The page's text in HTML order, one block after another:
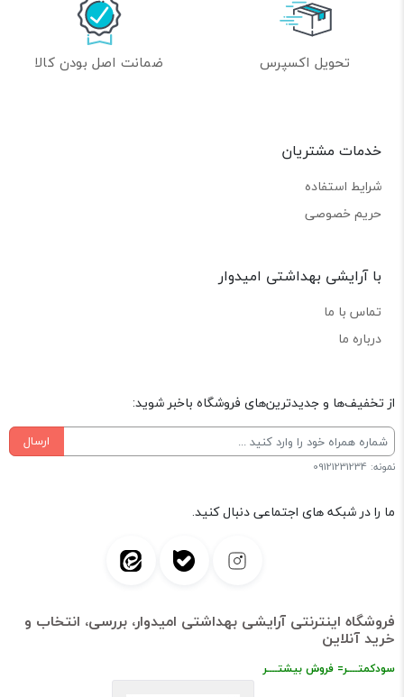
تحویل اکسپرس ضمانت اصل بودن کالا
خدمات مشتریان
شرایط استفاده
حریم خصوصی
با آرایشی بهداشتی امیدوار
تماس با ما
درباره ما
از تخفیف‌ها و جدیدترین‌های فروشگاه باخبر شوید:
ارسال
نمونه: 09121231234
ما را در شبکه های اجتماعی دنبال کنید.
فروشگاه اینترنتی آرایشی بهداشتی امیدوار، بررسی، انتخاب و
خرید آنلاین
سودکمتــــر= فروش بیشتــــر